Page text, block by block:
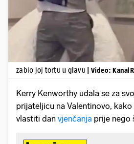
zabio joj tortu u glavu | Video:
Kerry Kenworthy udala se za
prijateljicu na Valentinovo,
vlastiti dan vjenčanja prije nego